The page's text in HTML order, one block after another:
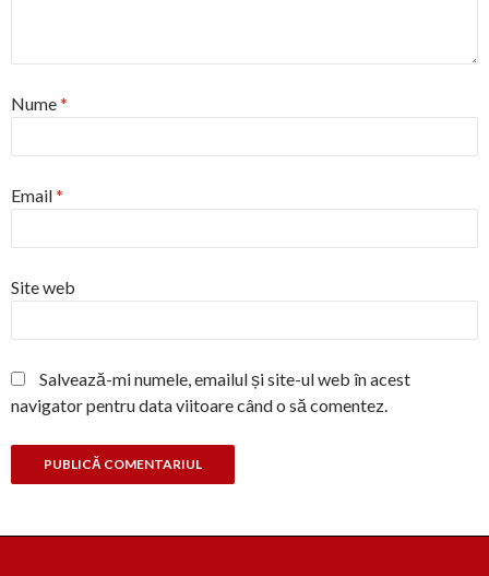
Nume*
Email*
Site web
Salvează-mi numele, emailul și site-ul web în acest
navigator pentru data viitoare când o să comentez.